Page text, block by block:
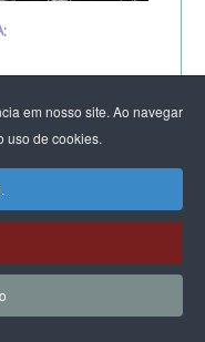
em nosso site. Ao navegar
uso de cookies.
a
de
com Eva